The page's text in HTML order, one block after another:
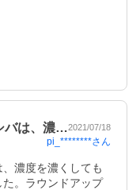
。
バは、濃…2021/07/18
pi_********さん
濃度を濃くしても
。ラウンドアップ